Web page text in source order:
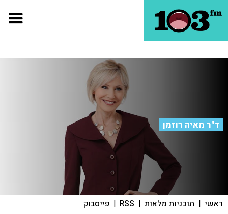
ד"ר מאיה רוזמן
ראשי | תוכניות מלאות |
RSS
| פייסבוק